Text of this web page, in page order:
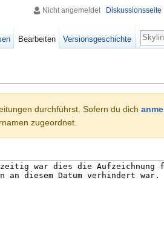
durchführst. Sofern du dich
zugeordnet.
Nicht angemeldet Diskussionsseite
Bearbeiten Versionsgeschichte